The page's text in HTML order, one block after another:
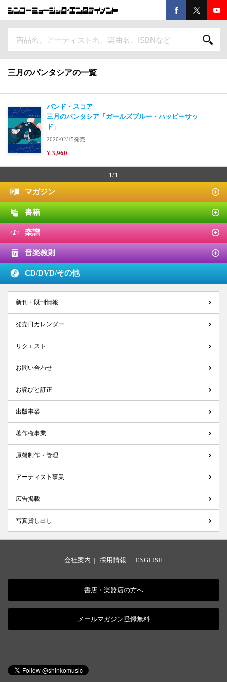
三月のパンタシアの一覧
バンド・スコア
三月のパンタシア「ガールズブルー・ハッピーサッ
ド」
2020/02/15発売
¥ 3,960
1/1
マガジン
書籍
楽譜
音楽教則
CD/DVD/その他
新刊・既刊情報
発売日カレンダー
リクエスト
お問い合わせ
お詫びと訂正
出版事業
著作権事業
原盤制作・管理
アーティスト事業
広告掲載
写真貸し出し
会社案内 | 採用情報 | ENGLISH
書店・楽器店の方へ
メールマガジン登録無料